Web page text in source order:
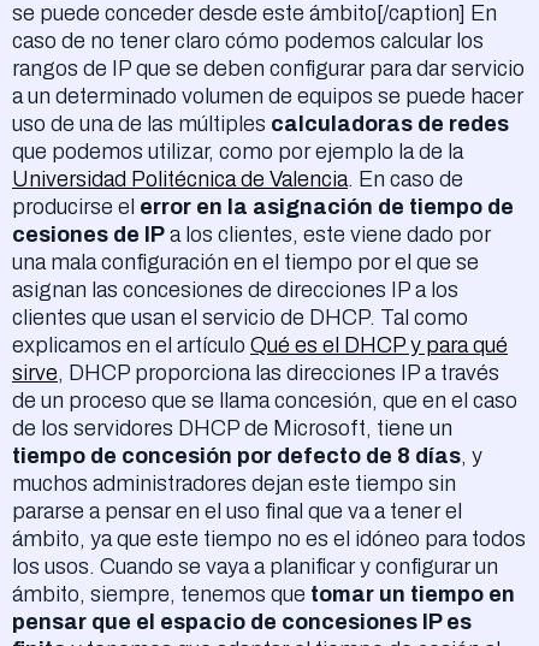
se puede conceder desde este ámbito[/caption] En
caso de no tener claro cómo podemos calcular los
rangos de IP que se deben configurar para dar servicio
a un determinado volumen de equipos se puede hacer
uso de una de las múltiples calculadoras de redes
que podemos utilizar, como por ejemplo la de la
Universidad Politécnica de Valencia. En caso de
producirse el error en la asignación de tiempo de
cesiones de IP a los clientes, este viene dado por
una mala configuración en el tiempo por el que se
asignan las concesiones de direcciones IP a los
clientes que usan el servicio de DHCP. Tal como
explicamos en el artículo Qué es el DHCP y para qué
sirve, DHCP proporciona las direcciones IP a través
de un proceso que se llama concesión, que en el caso
de los servidores DHCP de Microsoft, tiene un
tiempo de concesión por defecto de 8 días, y
muchos administradores dejan este tiempo sin
pararse a pensar en el uso final que va a tener el
ámbito, ya que este tiempo no es el idóneo para todos
los usos. Cuando se vaya a planificar y configurar un
ámbito, siempre, tenemos que tomar un tiempo en
pensar que el espacio de concesiones IP es